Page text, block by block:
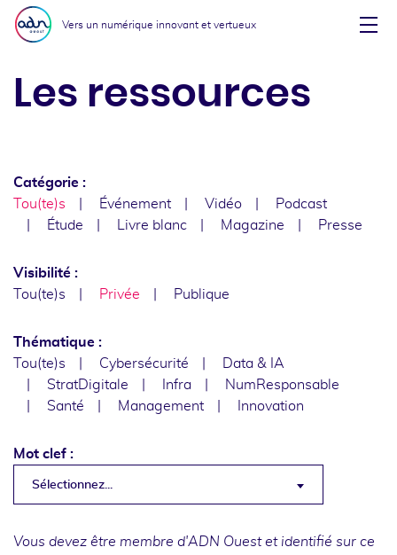
Aller au menu
Aller au contenu
Vers un numérique innovant et vertueux
Les ressources
Catégorie :
Tou(te)s
Événement Vidéo
Podcast
Étude
Livre blanc Magazine Presse
Visibilité :
Tou(te)s
Privée Publique
Thématique :
Tou(te)s
Cybersécurité
Data & IA
StratDigitale
Infra
NumResponsable
Santé
Management Innovation
Mot clef :
Sélectionnez...
Vous devez être membre d'ADN Ouest et identifié sur ce